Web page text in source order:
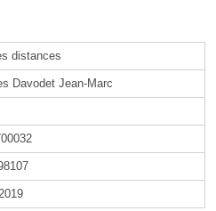
distances
Davodet Jean-Marc